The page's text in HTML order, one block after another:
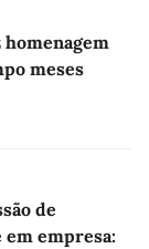
homenagem
meses
de
empresa: